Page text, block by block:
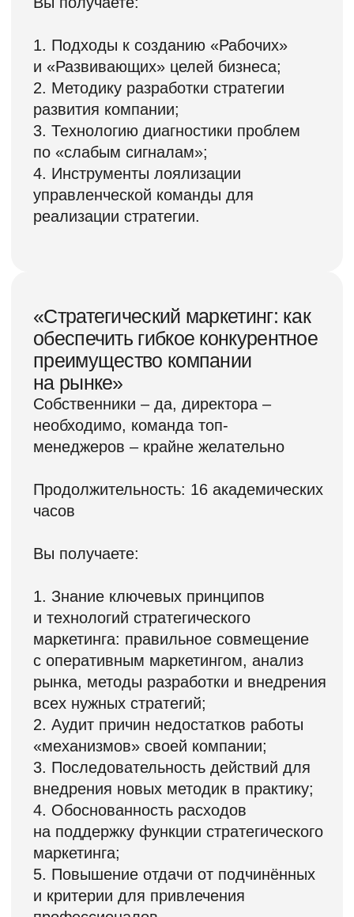
Задайте себе
несколько вопросов:
Насколько вы уверены в точности
управления своим бизнесом?
Для получения устойчивого
результата нужно
сформировать, настроить,
интуитивного понимания? Могли
бы её нарисовать, или…? Ваши
подчинённые знают, как она
выглядит и по каким принципам
работает? Если вы и
подчинённые возьметесь эту
самую систему рисовать, то
будут ли похожи рисунки? Если
не уверены, то – насколько
хорошо может работать система
понимания о её конструкции,
элементной базе и функциях
показатели, а во время спада –
могут уже нанести серьёзный
ущерб вашему бизнесу.
Хотите ли вы в перспективе
передать бизнес? Наемному
директору? Детям?
Или сократить количество
рабочих часов? Это
вы рассматриваете
возможность, то как можно
передать «нечто», не имеющее
понятной и работающей
«матчасти»? Подключенное
лишь к вашей интуиции?
Нужно собрать одинаково